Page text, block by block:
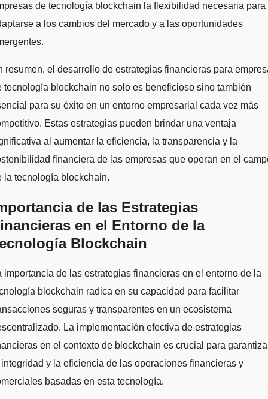
de tecnología blockchain la flexibilidad necesaria para
a los cambios del mercado y a las oportunidades
resumen, el desarrollo de estrategias financieras para
tecnología blockchain no solo es beneficioso sino también
para su éxito en un entorno empresarial cada vez más
Estas estrategias pueden brindar una ventaja
al aumentar la eficiencia, la transparencia y la
financiera de las empresas que operan en el
la tecnología blockchain.
de las Estrategias
en el Entorno de la
Blockchain
importancia de las estrategias financieras en el entorno de la
blockchain radica en su capacidad para facilitar
seguras y transparentes en un ecosistema
La implementación efectiva de estrategias
en el contexto de blockchain es crucial para
y la eficiencia de las operaciones financieras y
basadas en esta tecnología.